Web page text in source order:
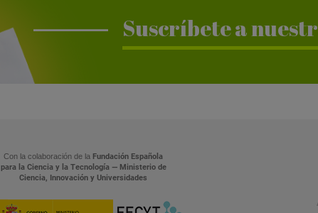
Suscríbete a
Con la colaboración de la Fundación Española
para la Ciencia y la Tecnología — Ministerio de
Ciencia, Innovación y Universidades